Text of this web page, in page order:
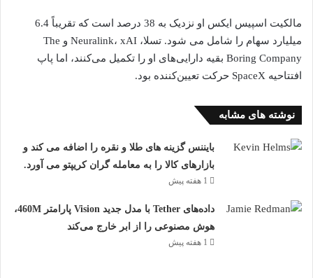
مالکیت اسپیس ایکس او نزدیک به 38 درصد است که تقریباً 6.4
میلیارد سهام را شامل می شود. تسلا، Neuralink، xAI و The
Boring Company بقیه دارایی‌های او را تکمیل می‌کنند، اما پاپ
افتتاحیه SpaceX حرکت تعیین‌کننده بود.
نوشته های مشابه
بایننس گزینه های طلا و نقره را اضافه می کند و
بازارهای کالا را به معامله گران کریپتو می آورد.
1 هفته پیش
داده‌های Tether با مدل جدید Vision پارامتر 460M،
هوش مصنوعی را از ابر خارج می‌کند
1 هفته پیش